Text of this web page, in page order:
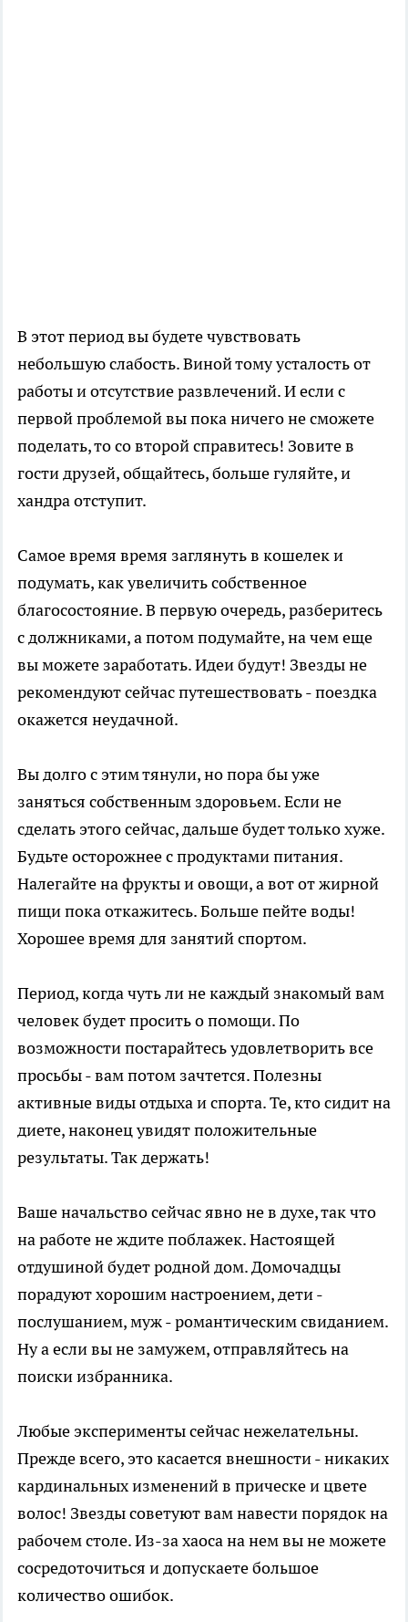
В этот период вы будете чувствовать
небольшую слабость. Виной тому усталость от
работы и отсутствие развлечений. И если с
первой проблемой вы пока ничего не сможете
поделать, то со второй справитесь! Зовите в
гости друзей, общайтесь, больше гуляйте, и
хандра отступит.
Самое время время заглянуть в кошелек и
подумать, как увеличить собственное
благосостояние. В первую очередь, разберитесь
с должниками, а потом подумайте, на чем еще
вы можете заработать. Идеи будут! Звезды не
рекомендуют сейчас путешествовать - поездка
окажется неудачной.
Вы долго с этим тянули, но пора бы уже
заняться собственным здоровьем. Если не
сделать этого сейчас, дальше будет только хуже.
Будьте осторожнее с продуктами питания.
Налегайте на фрукты и овощи, а вот от жирной
пищи пока откажитесь. Больше пейте воды!
Хорошее время для занятий спортом.
Период, когда чуть ли не каждый знакомый вам
человек будет просить о помощи. По
возможности постарайтесь удовлетворить все
просьбы - вам потом зачтется. Полезны
активные виды отдыха и спорта. Те, кто сидит на
диете, наконец увидят положительные
результаты. Так держать!
Ваше начальство сейчас явно не в духе, так что
на работе не ждите поблажек. Настоящей
отдушиной будет родной дом. Домочадцы
порадуют хорошим настроением, дети -
послушанием, муж - романтическим свиданием.
Ну а если вы не замужем, отправляйтесь на
поиски избранника.
Любые эксперименты сейчас нежелательны.
Прежде всего, это касается внешности - никаких
кардинальных изменений в прическе и цвете
волос! Звезды советуют вам навести порядок на
рабочем столе. Из-за хаоса на нем вы не можете
сосредоточиться и допускаете большое
количество ошибок.